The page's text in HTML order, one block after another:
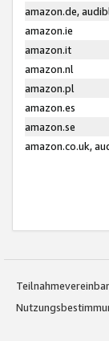
amazon.de,
amazon.ie
amazon.it
amazon.nl
amazon.pl
amazon.es
amazon.se
amazon.co.uk,